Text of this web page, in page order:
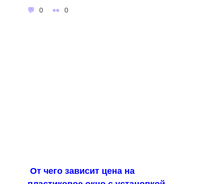
0 0
От чего зависит цена на